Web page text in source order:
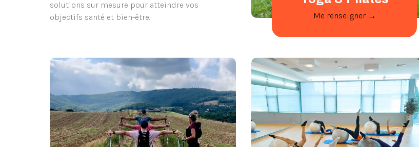
solutions sur mesure pour atteindre vos
objectifs santé et bien-être.
Me renseigner →